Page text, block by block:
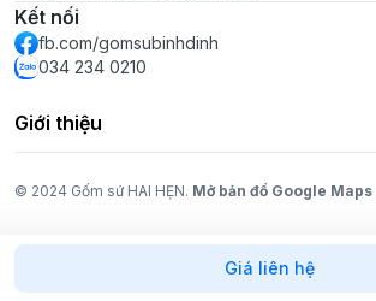
Giá liên hệ
Kết nối
fb.com/gomsubinhdinh
034 234 0210
Giới thiệu
© 2024 Gốm sứ HAI HẸN. Mở bản đồ Google Maps